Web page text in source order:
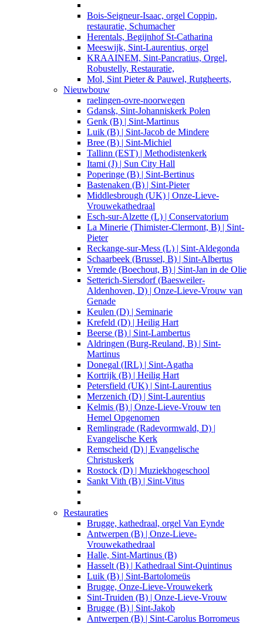
Bois-Seigneur-Isaac, orgel Coppin,
restauratie, Schumacher
Herentals, Begijnhof St-Catharina
Meeswijk, Sint-Laurentius, orgel
KRAAINEM, Sint-Pancratius, Orgel,
Robustelly, Restauratie,
Mol, Sint Pieter & Pauwel, Rutgheerts,
Nieuwbouw
raelingen-ovre-noorwegen
Gdansk, Sint-Johanniskerk Polen
Genk (B) | Sint-Martinus
Luik (B) | Sint-Jacob de Mindere
Bree (B) | Sint-Michiel
Tallinn (EST) | Methodistenkerk
Itami (J) | Sun City Hall
Poperinge (B) | Sint-Bertinus
Bastenaken (B) | Sint-Pieter
Middlesbrough (UK) | Onze-Lieve-
Vrouwekathedraal
Esch-sur-Alzette (L) | Conservatorium
La Minerie (Thimister-Clermont, B) | Sint-
Pieter
Reckange-sur-Mess (L) | Sint-Aldegonda
Schaarbeek (Brussel, B) | Sint-Albertus
Vremde (Boechout, B) | Sint-Jan in de Olie
Setterich-Siersdorf (Baesweiler-
Aldenhoven, D) | Onze-Lieve-Vrouw van
Genade
Keulen (D) | Seminarie
Krefeld (D) | Heilig Hart
Beerse (B) | Sint-Lambertus
Aldringen (Burg-Reuland, B) | Sint-
Martinus
Donegal (IRL) | Sint-Agatha
Kortrijk (B) | Heilig Hart
Petersfield (UK) | Sint-Laurentius
Merzenich (D) | Sint-Laurentius
Kelmis (B) | Onze-Lieve-Vrouw ten
Hemel Opgenomen
Remlingrade (Radevormwald, D) |
Evangelische Kerk
Remscheid (D) | Evangelische
Christuskerk
Rostock (D) | Muziekhogeschool
Sankt Vith (B) | Sint-Vitus
Restauraties
Brugge, kathedraal, orgel Van Eynde
Antwerpen (B) | Onze-Lieve-
Vrouwekathedraal
Halle, Sint-Martinus (B)
Hasselt (B) | Kathedraal Sint-Quintinus
Luik (B) | Sint-Bartolomeüs
Brugge, Onze-Lieve-Vrouwekerk
Sint-Truiden (B) | Onze-Lieve-Vrouw
Brugge (B) | Sint-Jakob
Antwerpen (B) | Sint-Carolus Borromeus